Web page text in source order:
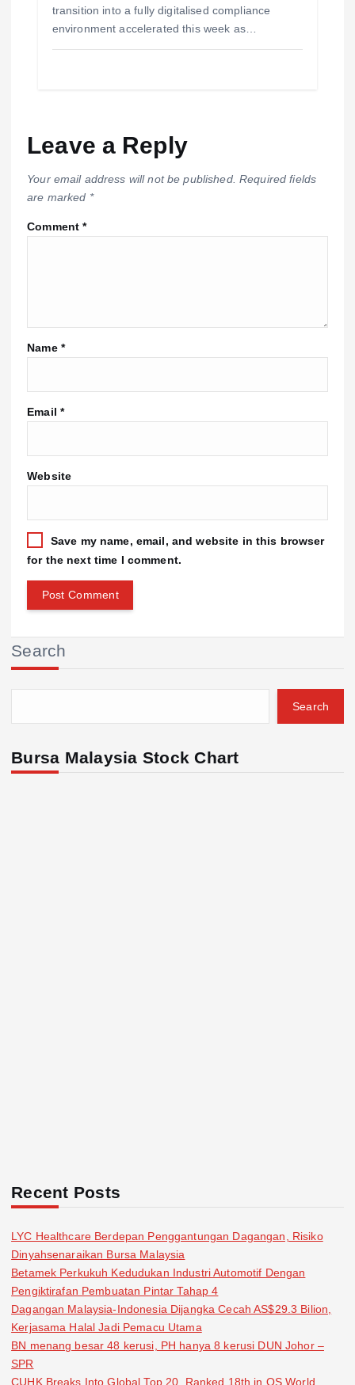
transition into a fully digitalised compliance
environment accelerated this week as…
Leave a Reply
Your email address will not be published. Required fields
are marked *
Comment*
Name *
Email *
Website
Save my name, email, and website in this browser
for the next time I comment.
Search
Search
Bursa Malaysia Stock Chart
Recent Posts
LYC Healthcare Berdepan Penggantungan Dagangan, Risiko
Dinyahsenaraikan Bursa Malaysia
Betamek Perkukuh Kedudukan Industri Automotif Dengan
Pengiktirafan Pembuatan Pintar Tahap 4
Dagangan Malaysia-Indonesia Dijangka Cecah AS$29.3 Bilion,
Kerjasama Halal Jadi Pemacu Utama
BN menang besar 48 kerusi, PH hanya 8 kerusi DUN Johor –
SPR
CUHK Breaks Into Global Top 20, Ranked 18th in QS World